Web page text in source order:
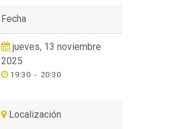
Fecha
jueves, 13 noviembre
2025
19:30 - 20:30
Localización